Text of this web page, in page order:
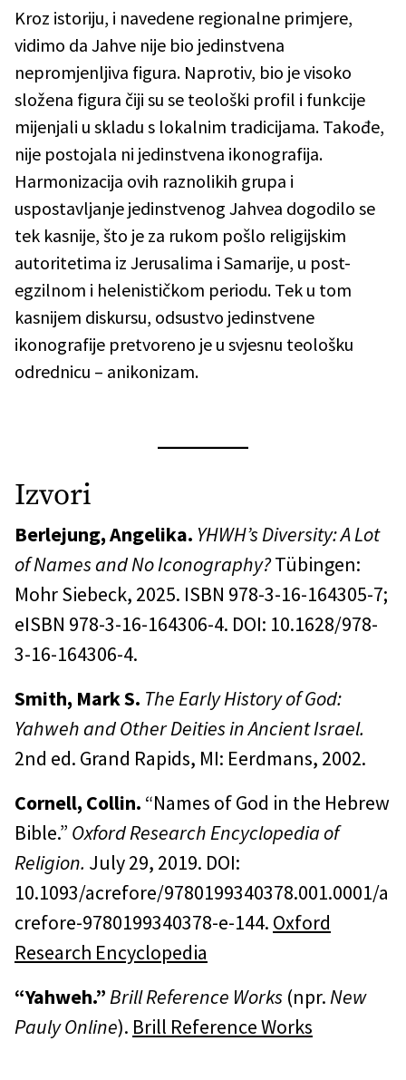
Kroz istoriju, i navedene regionalne primjere,
vidimo da Jahve nije bio jedinstvena
nepromjenljiva figura. Naprotiv, bio je visoko
složena figura čiji su se teološki profil i funkcije
mijenjali u skladu s lokalnim tradicijama. Takođe,
nije postojala ni jedinstvena ikonografija.
Harmonizacija ovih raznolikih grupa i
uspostavljanje jedinstvenog Jahvea dogodilo se
tek kasnije, što je za rukom pošlo religijskim
autoritetima iz Jerusalima i Samarije, u post-
egzilnom i helenističkom periodu. Tek u tom
kasnijem diskursu, odsustvo jedinstvene
ikonografije pretvoreno je u svjesnu teološku
odrednicu – anikonizam.
Izvori
Berlejung, Angelika. YHWH’s Diversity: A Lot
of Names and No Iconography?Tübingen:
Mohr Siebeck, 2025. ISBN 978-3-16-164305-7;
eISBN 978-3-16-164306-4. DOI: 10.1628/978-
3-16-164306-4.
Smith, Mark S. The Early History of God:
Yahweh and Other Deities in Ancient Israel.
2nd ed. Grand Rapids, MI: Eerdmans, 2002.
Cornell, Collin. “Names of God in the Hebrew
Bible.” Oxford Research Encyclopedia of
Religion. July 29, 2019. DOI:
10.1093/acrefore/9780199340378.001.0001/a
crefore-9780199340378-e-144. Oxford
Research Encyclopedia
“Yahweh.”Brill Reference Works (npr.New
Pauly Online). Brill Reference Works